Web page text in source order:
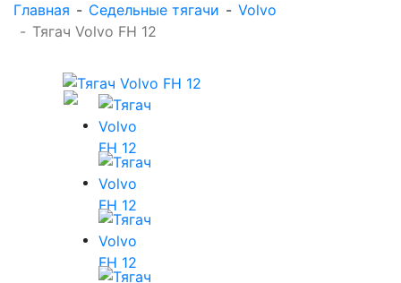
Главная - Седельные тягачи - Volvo
- Тягач Volvo FH 12